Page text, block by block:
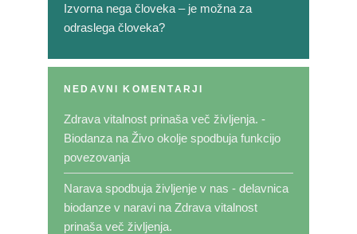
Izvorna nega človeka – je možna za
odraslega človeka?
NEDAVNI KOMENTARJI
Zdrava vitalnost prinaša več življenja. -
Biodanza na Živo okolje spodbuja funkcijo
povezovanja
Narava spodbuja življenje v nas - delavnica
biodanze v naravi na Zdrava vitalnost
prinaša več življenja.